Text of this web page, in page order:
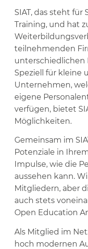
SIAT, das steht für
Training, und hat
teilnehmenden
unterschiedlichen
Speziell für kleine
Unternehmen,
eigene
verfügen, bietet
Möglichkeiten.
Gemeinsam im
Potenziale in
Impulse, wie die
aussehen kann.
Mitgliedern, aber
auch stets
Open Education
Als Mitglied im
hoch modernen